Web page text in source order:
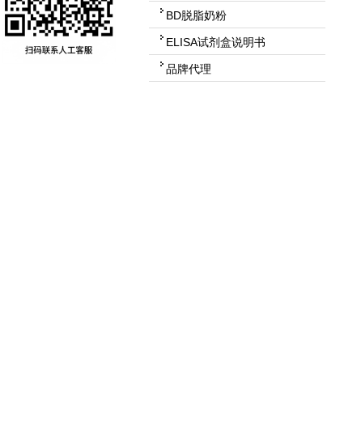
BD脱脂奶粉
ELISA试剂盒说明书
品牌代理